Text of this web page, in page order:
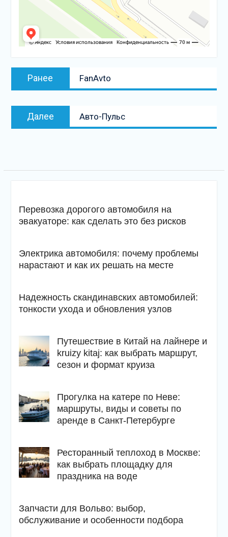
Навигация
Ранее
Предыдущая
запись:
FanAvto
Далее
Следующая
запись
Авто-Пульс
Перевозка дорогого автомобиля на
эвакуаторе: как сделать это без рисков
Электрика автомобиля: почему проблемы
нарастают и как их решать на месте
Надежность скандинавских автомобилей:
тонкости ухода и обновления узлов
Путешествие в Китай на лайнере и
kruizy kitaj: как выбрать маршрут,
сезон и формат круиза
Прогулка на катере по Неве:
маршруты, виды и советы по
аренде в Санкт-Петербурге
Ресторанный теплоход в Москве:
как выбрать площадку для
праздника на воде
Запчасти для Вольво: выбор,
обслуживание и особенности подбора